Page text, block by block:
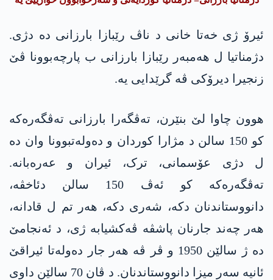
ئیرۆ ژی خەتا خانی د ناڤ رێبازا بارزانی دە دژی.
دژمناتیا ل ھەمبەر رێبازا بارزانی ب پارچەبوونا ڤێ
زنجیرا دیرۆکی ڤە گرێدایی یە.
ھوون چاوا لێ بنێرن، تەڤگەرا بارزانی تەڤگەرەکە
کو 150 سالن د مژارا کوردان و دەولەتبوونا وان دە
ل دژی عۆسمانی، ترک، ئیران و عەرەبانە.
تەڤگەرەکە کو ئەڤ 150 سالن دئاخڤە،
دانووستاندنان دکە، شەری دکە، ھەر تم ل قادانە،
ھەر چەند جارنان پاشڤە ڤەکشیابە ژی، د ئەنجامێ
دە ژ سالێن 1950 و ڤر ڤە ھەر جار دەولەتا ئیراقێ
ئانیە سەر میزا دانووستاندنان. د ڤان 70 سالێن داوی